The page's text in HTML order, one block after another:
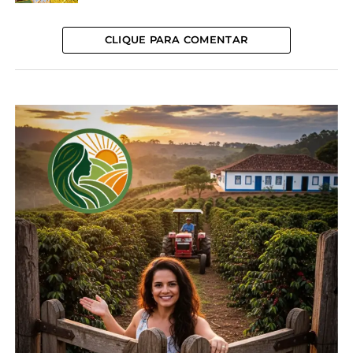
após seu falecimento, uma fonte constante de
inspiração.
trabalho na fazenda. Sem todos os desafios diários
que enfrento. Na busca por níveis altos de
qualidade e excelência dentro da propriedade. O
mundo de hoje exige muito dos profissionais. Por
isso, precisamos sempre seguir pela estrada do
aperfeiçoamento, buscando práticas sustentáveis,
trocando experiências, seguindo sempre o
caminho da honestidade, transparência e ética,
cuidando com todo amor e competência da terra
que nos é emprestada pelas gerações futuras”,
comentou.
SUCESSÃO
CLIQUE PARA COMENTAR